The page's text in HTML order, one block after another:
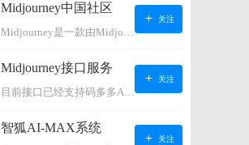
Midjourney中国社区
Midjourney是一款由Midjourney有限公司开发的数字艺术工具软件，具有生成虚拟世界的强大能力，可根据用户输入的文字或语音在虚拟世界中生成对应场景，使用户能够探索和创造自己的数字艺术作品。
关注
Midjourney接口服务
目前接口已经支持码多多AI系统、小狐狸AI系统，如需其它接口请联系微信客服：lonconst
关注
智狐AI-MAX系统
关注